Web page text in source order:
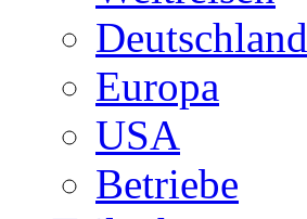
Deutschland
Europa
USA
Betriebe